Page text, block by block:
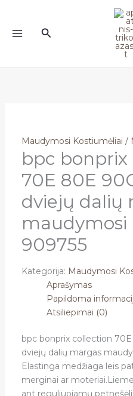
turinio
Paieška
Maudymosi Kostiumėliai /
bpc
70E 80E
dviejų dalių
maudymosi
909755
Kategorija: Maudymosi
Aprašymas
Papildoma
Atsiliepimai (0)
bpc bonprix collection
dviejų dalių margas
Elastinga medžiaga leis
merginai ar
ant reguliuojamų